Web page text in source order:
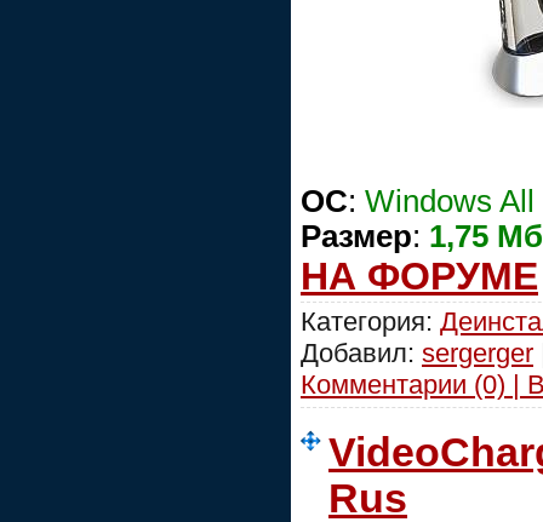
OC: Windows All
Размер: 1,75 Мб
НА ФОРУМЕ
Категория:
Добавил: sergerger
Комментарии (0) |
Rus